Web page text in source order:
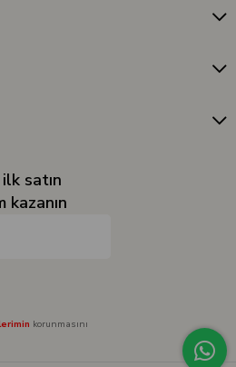
satın
kazanın
korunmasını